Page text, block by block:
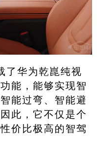
了华为乾崑纯视
能，能够实现智
能过弯、智能避
此，它不仅是个
价比极高的智驾